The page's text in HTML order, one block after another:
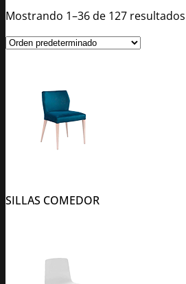
Mostrando 1–36 de 127 resultados
SILLAS COMEDOR